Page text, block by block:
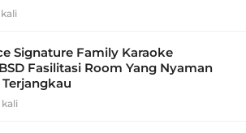
kali
Signature Family Karaoke
Fasilitasi Room Yang Nyaman